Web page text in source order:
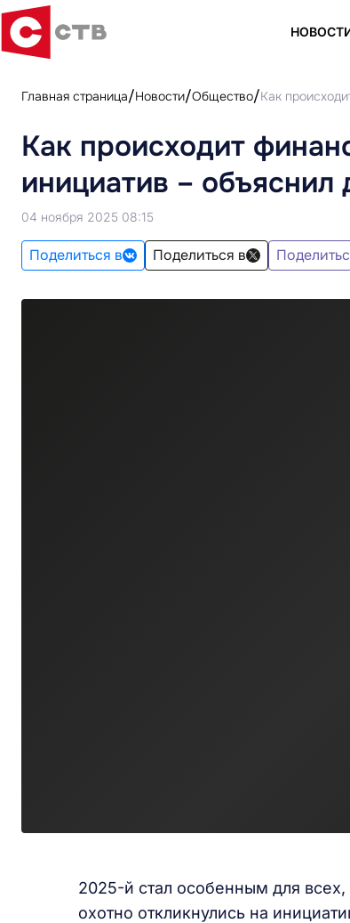
Главная страница Новости Общество Как
Как происходит
инициатив – объяснил
04 ноября 2025 08:15
Поделиться в Поделиться в
2025-й стал особенным для
охотно откликнулись на